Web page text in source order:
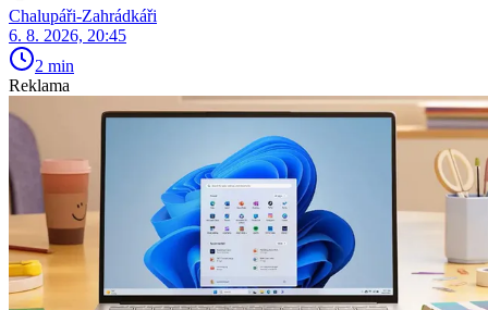
Chalupáři-Zahrádkáři
6. 8. 2026, 20:45
2 min
Reklama